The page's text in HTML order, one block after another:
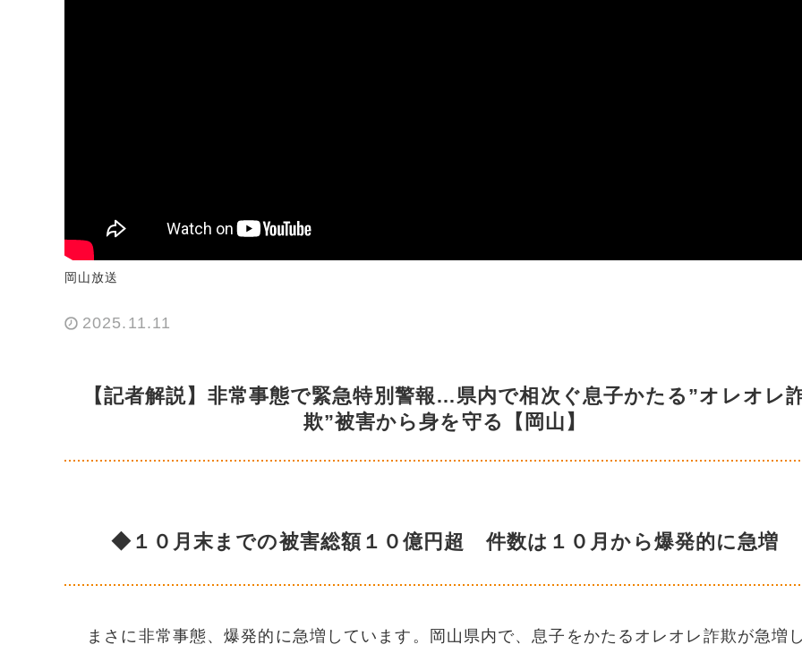
岡山放送
2025.11.11
【記者解説】非常事態で緊急特別警報…県内で相次ぐ息子かたる”オレオレ
欺”被害から身を守る【岡山】
◆１０月末までの被害総額１０億円超 件数は１０月から爆発的に急増
まさに非常事態、爆発的に急増しています。岡山県内で、息子をかたるオレオレ詐欺が急増